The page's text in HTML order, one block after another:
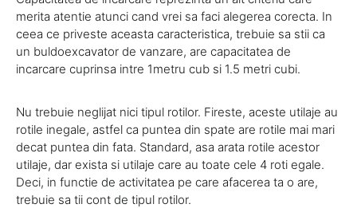
merita atentie atunci cand vrei sa faci alegerea corecta. In
ceea ce priveste aceasta caracteristica, trebuie sa stii ca
un buldoexcavator de vanzare, are capacitatea de
incarcare cuprinsa intre 1metru cub si 1.5 metri cubi.
Nu trebuie neglijat nici tipul rotilor. Fireste, aceste utilaje au
rotile inegale, astfel ca puntea din spate are rotile mai mari
decat puntea din fata. Standard, asa arata rotile acestor
utilaje, dar exista si utilaje care au toate cele 4 roti egale.
Deci, in functie de activitatea pe care afacerea ta o are,
trebuie sa tii cont de tipul rotilor.